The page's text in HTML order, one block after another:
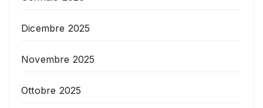
Dicembre 2025
Novembre 2025
Ottobre 2025